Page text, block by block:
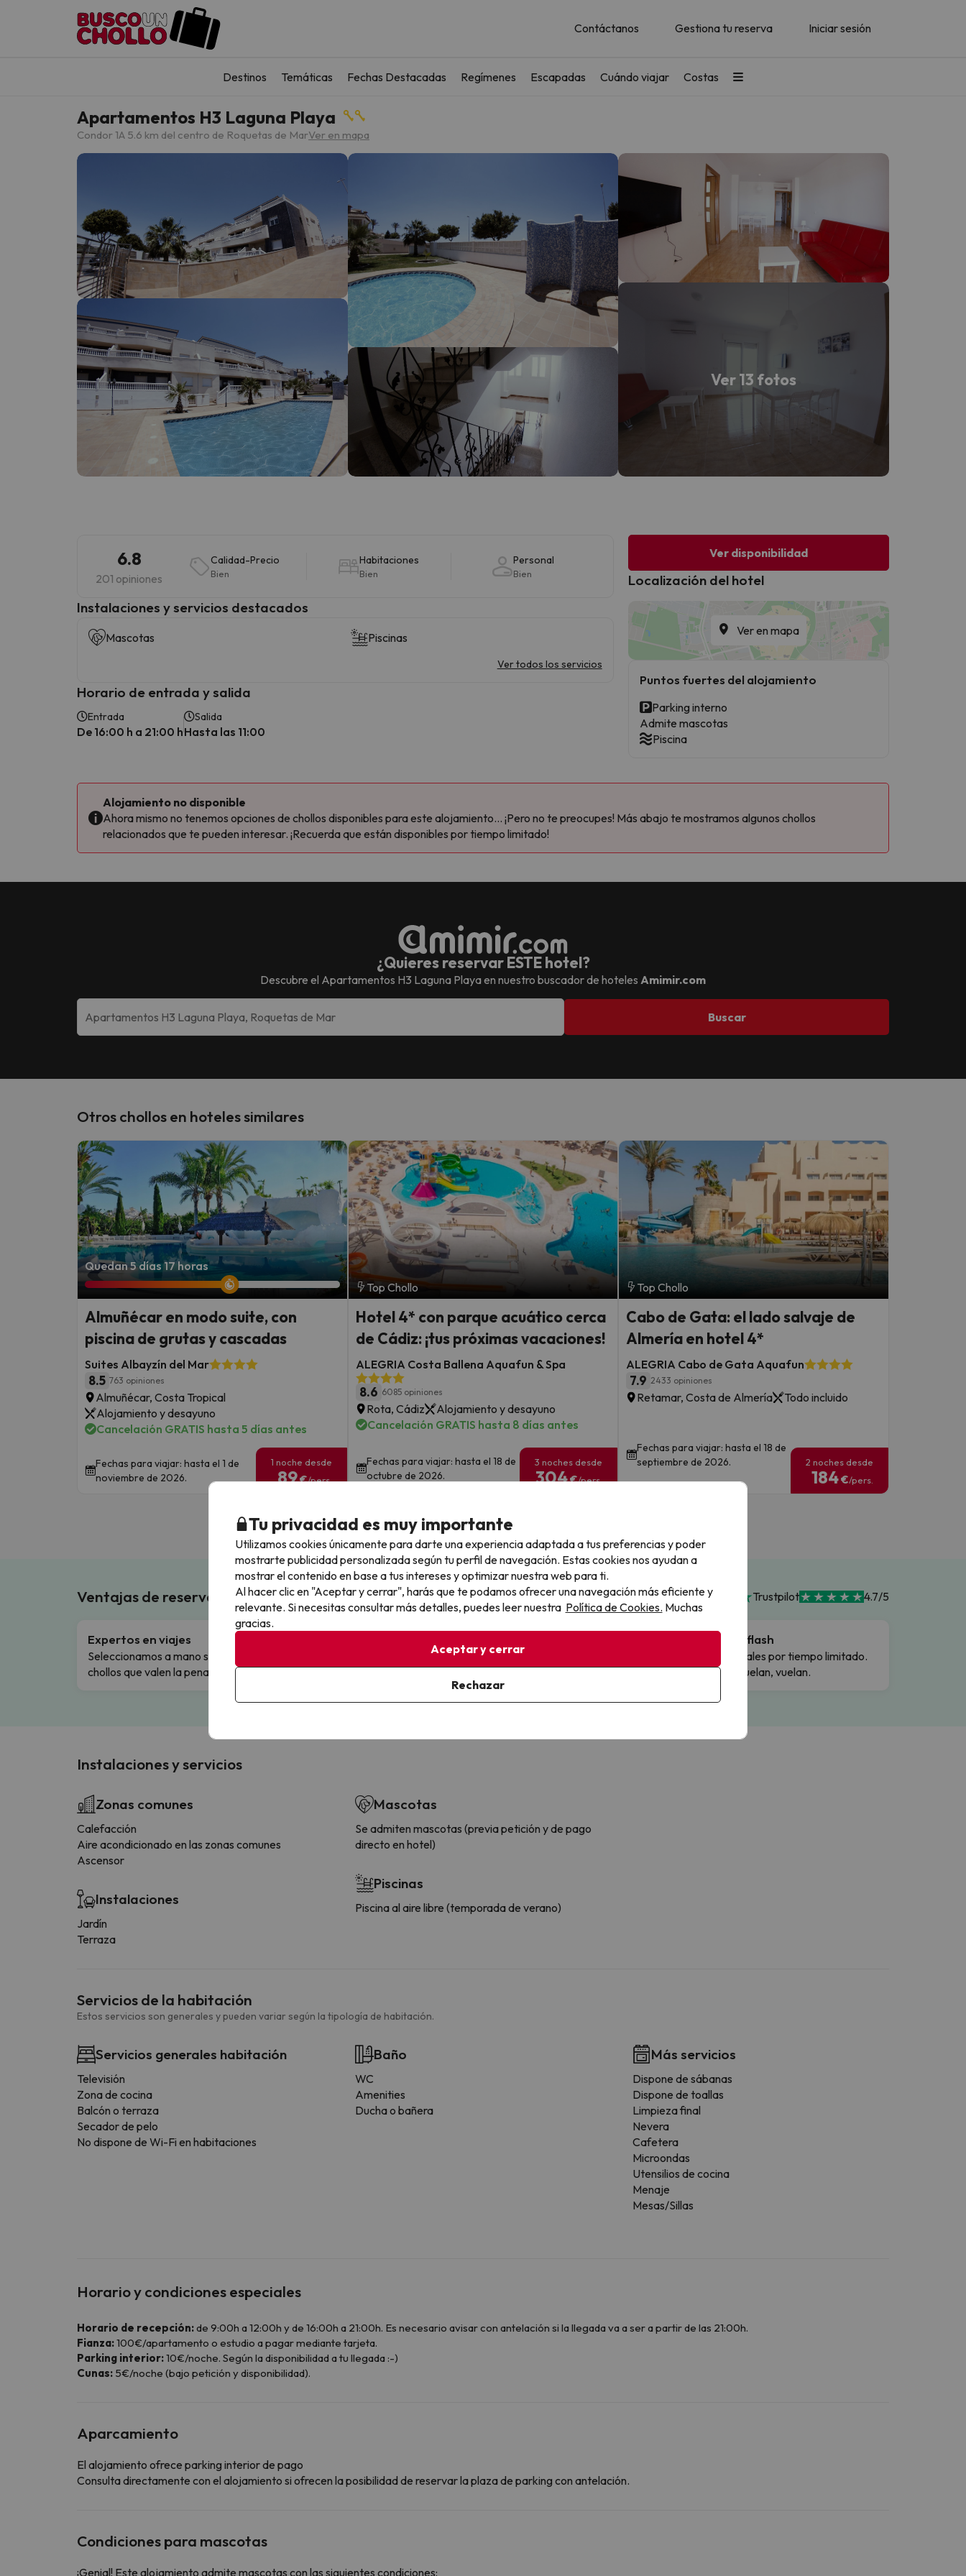
Contáctanos Gestiona tu reserva Iniciar sesión
Destinos Temáticas Fechas Destacadas Regímenes Escapadas Cuándo viajar Costas
Apartamentos H3 Laguna Playa
Condor 1A 5.6 km del centro de Roquetas de MarVer en mapa
Ver 13 fotos
6.8
201 opiniones
Calidad-Precio
Bien
Habitaciones
Bien
Personal
Bien
Instalaciones y servicios destacados
Mascotas Piscinas
Ver todos los servicios
Horario de entrada y salida
Entrada
De 16:00 h a 21:00 h
Salida
Hasta las 11:00
Ver disponibilidad
Localización del hotel
Ver en mapa
Puntos fuertes del alojamiento
Parking interno
Admite mascotas
Piscina
Alojamiento no disponible
Ahora mismo no tenemos opciones de chollos disponibles para este alojamiento... ¡Pero no te preocupes! Más abajo te mostramos algunos chollos
relacionados que te pueden interesar. ¡Recuerda que están disponibles por tiempo limitado!
¿Quieres reservar ESTE hotel?
Descubre el Apartamentos H3 Laguna Playaen nuestro buscador de hoteles Amimir.com
Buscar
Otros chollos en hoteles similares
Quedan 5 días 17 horas
Almuñécar en modo suite, con
piscina de grutas y cascadas
Suites Albayzín del Mar
8.5 763 opiniones
Almuñécar, Costa Tropical
Alojamiento y desayuno
Cancelación GRATIS hasta 5 días antes
Fechas para viajar: hasta el 1 de
noviembre de 2026.
1 noche desde
89€/pers.
Top Chollo
Hotel 4* con parque acuático cerca
de Cádiz: ¡tus próximas vacaciones!
ALEGRIA Costa Ballena Aquafun & Spa
8.6 6085 opiniones
Rota, Cádiz
Alojamiento y desayuno
Cancelación GRATIS hasta 8 días antes
Fechas para viajar: hasta el 18 de
octubre de 2026.
3 noches desde
304€/pers.
Top Chollo
Cabo de Gata: el lado salvaje de
Almería en hotel 4*
ALEGRIA Cabo de Gata Aquafun
7.9 2433 opiniones
Retamar, Costa de Almería Todo incluido
Fechas para viajar: hasta el 18 de
septiembre de 2026.
2 noches desde
184€/pers.
Ventajas de reservar en Buscounchollo Trustpilot 4.7/5
Expertos en viajes
Seleccionamos a mano solo los
chollos que valen la pena.
Cambios y cancelaciones con total
flexibilidad.
Fracciona o financia tu viaje.
Reserva ahora, paga luego.
Ofertas flash
Precios reales por tiempo limitado.
Cuando vuelan, vuelan.
Instalaciones y servicios
Zonas comunes
Calefacción
Aire acondicionado en las zonas comunes
Ascensor
Instalaciones
Jardín
Terraza
Mascotas
Se admiten mascotas (previa petición y de pago
directo en hotel)
Piscinas
Piscina al aire libre (temporada de verano)
Servicios de la habitación
Estos servicios son generales y pueden variar según la tipología de habitación.
Servicios generales habitación
Televisión
Zona de cocina
Balcón o terraza
Secador de pelo
No dispone de Wi-Fi en habitaciones
Baño
WC
Amenities
Ducha o bañera
Más servicios
Dispone de sábanas
Dispone de toallas
Limpieza final
Nevera
Cafetera
Microondas
Utensilios de cocina
Menaje
Mesas/Sillas
Horario y condiciones especiales
Horario de recepción:de 9:00h a 12:00h y de 16:00h a 21:00h. Es necesario avisar con antelación si la llegada va a ser a partir de las 21:00h.
Fianza:100€/apartamento o estudio a pagar mediante tarjeta.
Parking interior:10€/noche. Según la disponibilidad a tu llegada :-)
Cunas: 5€/noche (bajo petición y disponibilidad).
Aparcamiento
El alojamiento ofrece parking interior de pago
Consulta directamente con el alojamiento si ofrecen la posibilidad de reservar la plaza de parking con antelación.
Condiciones para mascotas
¡Genial! Este alojamiento admite mascotas con las siguientes condiciones:
Tu privacidad es muy importante
Utilizamos cookies únicamente para darte una experiencia adaptada a tus preferencias y poder
mostrarte publicidad personalizada según tu perfil de navegación. Estas cookies nos ayudan a
mostrar el contenido en base a tus intereses y optimizar nuestra web para ti.
Al hacer clic en "Aceptar y cerrar", harás que te podamos ofrecer una navegación más eficiente y
relevante. Si necesitas consultar más detalles, puedes leer nuestra Política de Cookies. Muchas
gracias.
Aceptar y cerrar
Rechazar